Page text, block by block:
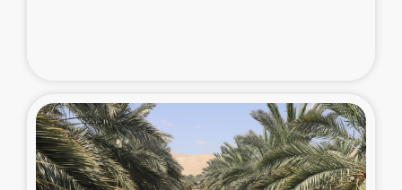
ガザ地区における被災住民への緊急支援
ガザ地区酪農を通した女性グループの生計支援